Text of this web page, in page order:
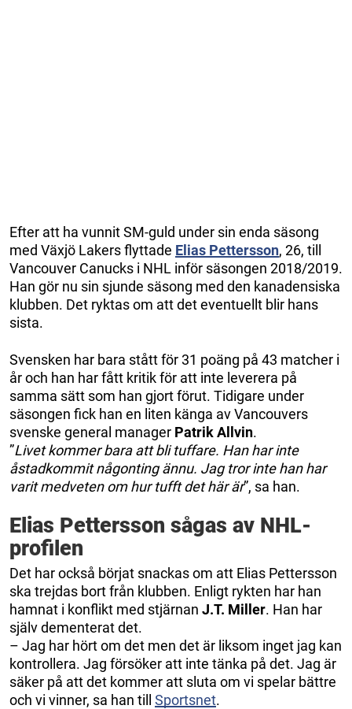
Efter att ha vunnit SM-guld under sin enda säsong
med Växjö Lakers flyttade Elias Pettersson, 26, till
Vancouver Canucks i NHL inför säsongen 2018/2019.
Han gör nu sin sjunde säsong med den kanadensiska
klubben. Det ryktas om att det eventuellt blir hans
sista.
Svensken har bara stått för 31 poäng på 43 matcher i
år och han har fått kritik för att inte leverera på
samma sätt som han gjort förut. Tidigare under
säsongen fick han en liten känga av Vancouvers
svenske general manager Patrik Allvin.
”Livet kommer bara att bli tuffare. Han har inte
åstadkommit någonting ännu. Jag tror inte han har
varit medveten om hur tufft det här är”, sa han.
Elias Pettersson sågas av NHL-
profilen
Det har också börjat snackas om att Elias Pettersson
ska trejdas bort från klubben. Enligt rykten har han
hamnat i konflikt med stjärnan J.T. Miller. Han har
själv dementerat det.
– Jag har hört om det men det är liksom inget jag kan
kontrollera. Jag försöker att inte tänka på det. Jag är
säker på att det kommer att sluta om vi spelar bättre
och vi vinner, sa han till Sportsnet.